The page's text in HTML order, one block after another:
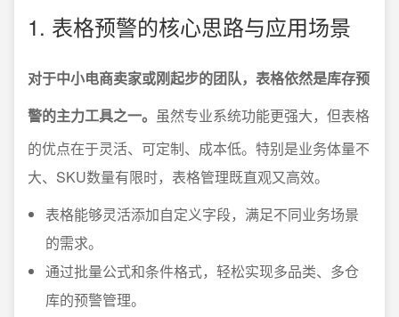
1. 表格预警的核心思路与应用场景
对于中小电商卖家或刚起步的团队，表格依然是库存预
警的主力工具之一。 虽然专业系统功能更强大，但表格
的优点在于灵活、可定制、成本低。特别是业务体量不
大、SKU数量有限时，表格管理既直观又高效。
表格能够灵活添加自定义字段，满足不同业务场景
的需求。
通过批量公式和条件格式，轻松实现多品类、多仓
库的预警管理。